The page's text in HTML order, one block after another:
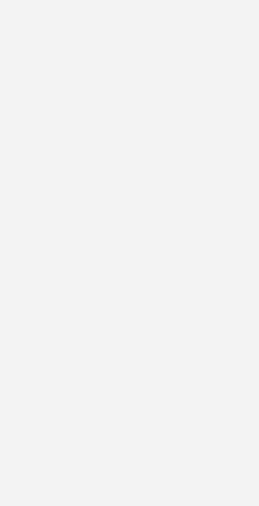
weltweit
mit dem ERE
regelmäßig von uns
gebündelt und
ich damit einverstanden, über